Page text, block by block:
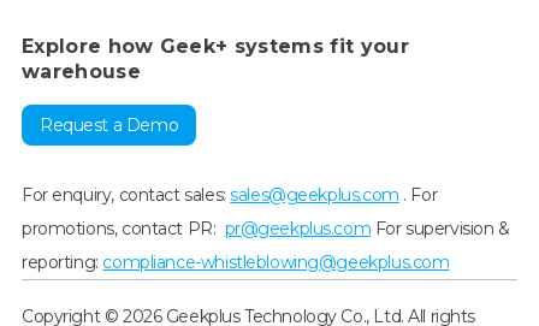
Explore how Geek+ systems fit your
warehouse
Request a Demo
For enquiry, contact sales:sales@geekplus.com . For
promotions, contact PR: pr@geekplus.com For supervision &
reporting: compliance-whistleblowing@geekplus.com
Copyright © 2026 Geekplus Technology Co., Ltd. All rights